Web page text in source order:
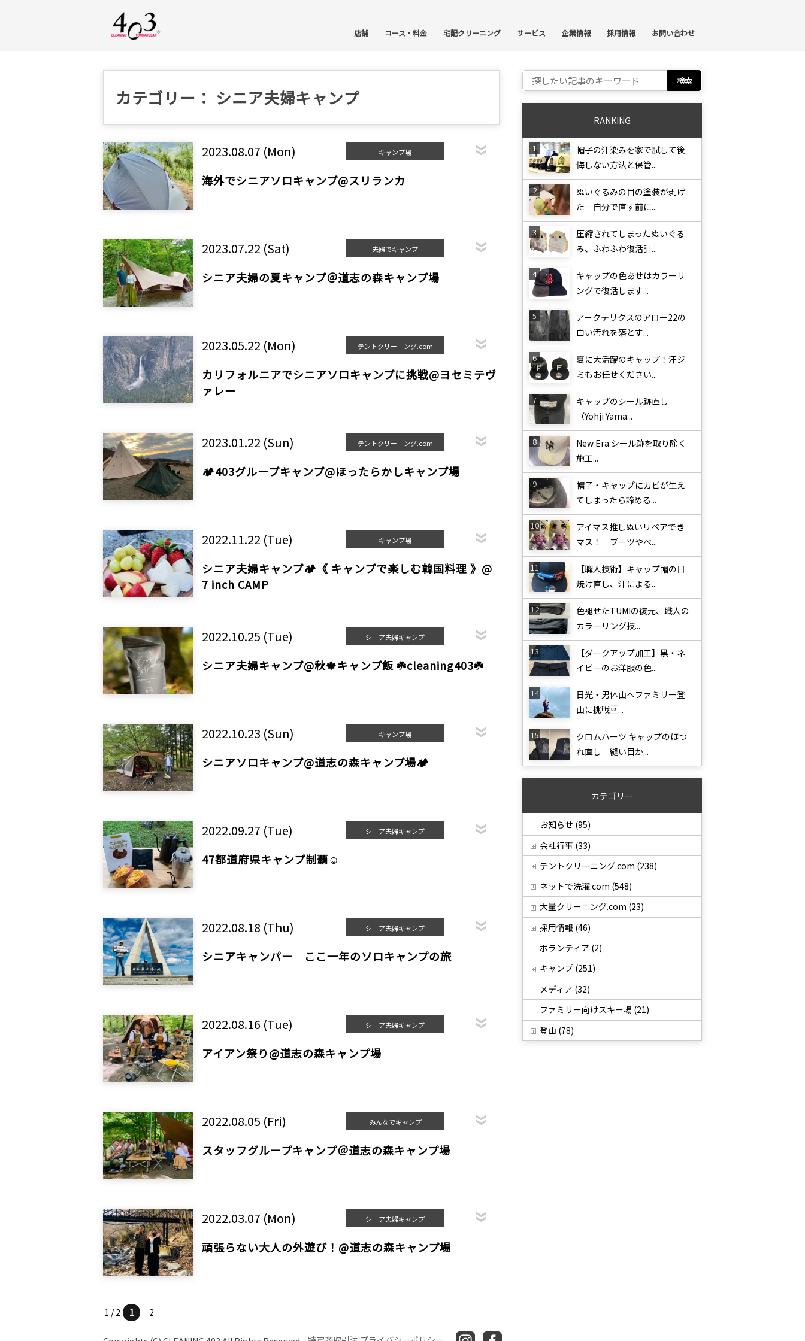
店舗 コース・料金 宅配クリーニング サービス 企業情報 採用情報 お問い合わせ
カテゴリー： シニア夫婦キャンプ
2023.08.07 (Mon) キャンプ場
海外でシニアソロキャンプ️@スリランカ
2023.07.22 (Sat) 夫婦でキャンプ
シニア夫婦の夏キャンプ＠道志の森キャンプ場
2023.05.22 (Mon) テントクリーニング.com
カリフォルニアでシニアソロキャンプ️に挑戦@ヨセミテヴ
ァレー
2023.01.22 (Sun) テントクリーニング.com
🏕403グループキャンプ@ほったらかしキャンプ場
2022.11.22 (Tue) キャンプ場
シニア夫婦キャンプ🏕《 キャンプで楽しむ韓国料理 》@
7 inch CAMP
2022.10.25 (Tue) シニア夫婦キャンプ
シニア夫婦キャンプ@秋🍁キャンプ飯 ☘️cleaning403☘️
2022.10.23 (Sun) キャンプ場
シニアソロキャンプ@道志の森キャンプ場🏕
2022.09.27 (Tue) シニア夫婦キャンプ
47都道府県キャンプ制覇☺
2022.08.18 (Thu) シニア夫婦キャンプ
シニアキャンパー ここ一年のソロキャンプの旅
2022.08.16 (Tue) シニア夫婦キャンプ
アイアン祭り@道志の森キャンプ場
2022.08.05 (Fri) みんなでキャンプ
スタッフグループキャンプ＠道志の森キャンプ場
2022.03.07 (Mon) シニア夫婦キャンプ
頑張らない大人の外遊び！@道志の森キャンプ場
1 / 2 1 2
Search for:
RANKING
帽子の汗染みを家で試して後
悔しない方法と保管...
ぬいぐるみの目の塗装が剥げ
た…自分で直す前に...
圧縮されてしまったぬいぐる
み、ふわふわ復活計...
キャップの色あせはカラーリ
ングで復活します...
アークテリクスのアロー22の
白い汚れを落とす...
夏に大活躍のキャップ！汗ジ
ミもお任せください...
キャップのシール跡直し
（Yohji Yama...
New Era シール跡を取り除く
施工...
帽子・キャップにカビが生え
てしまったら諦める...
アイマス推しぬいリペアでき
マス！｜ブーツやベ...
【職人技術】キャップ帽の日
焼け直し、汗による...
色褪せたTUMIの復元、職人の
カラーリング技...
【ダークアップ加工】黒・ネ
イビーのお洋服の色...
日光・男体山へファミリー登
山に挑戦...
クロムハーツ キャップのほつ
れ直し｜縫い目か...
カテゴリー
お知らせ (95)
会社行事 (33)
テントクリーニング.com (238)
ネットで洗濯.com (548)
大量クリーニング.com (23)
採用情報 (46)
ボランティア (2)
キャンプ (251)
メディア (32)
ファミリー向けスキー場 (21)
登山 (78)